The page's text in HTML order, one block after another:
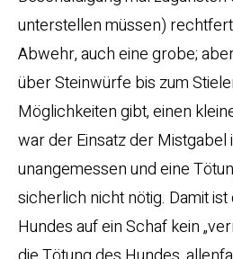
unterstellen müssen)
Abwehr, auch eine grobe;
über Steinwürfe bis zum
Möglichkeiten gibt, einen
war der Einsatz der Mistgabel
unangemessen und eine
sicherlich nicht nötig. Damit
Hundes auf ein Schaf kein